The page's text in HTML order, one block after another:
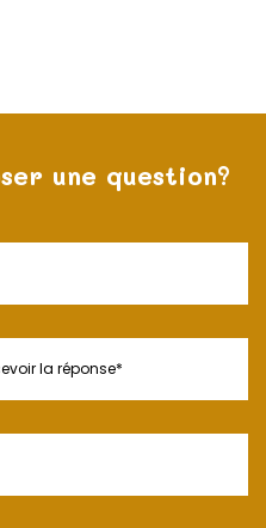
une question?